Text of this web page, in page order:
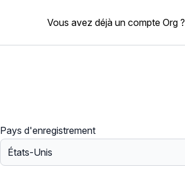
Vous avez déjà un compte Org ?
Pays d'enregistrement